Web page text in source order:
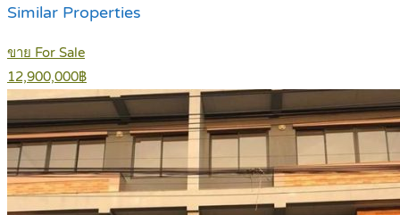
Similar Properties
ขาย For Sale
12,900,000฿